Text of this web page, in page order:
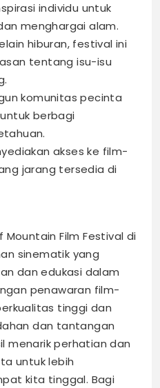
individu untuk
menghargai alam.
hiburan, festival ini
tentang isu-isu
komunitas pecinta
berbagi
akses ke film-
jarang tersedia di
Film Festival di
sinematik yang
dan edukasi dalam
penawaran film-
tinggi dan
dan tantangan
menarik perhatian dan
untuk lebih
kita tinggal. Bagi